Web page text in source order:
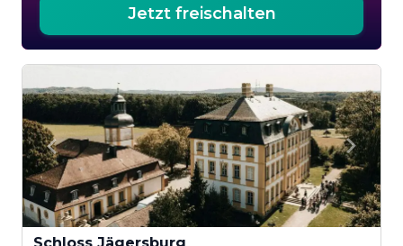
Jetzt freischalten